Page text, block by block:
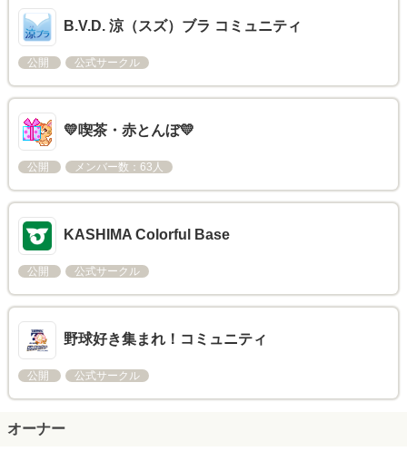
B.V.D. 涼（スズ）ブラ コミュニティ
公開 公式サークル
💛喫茶・赤とんぼ💛
公開 メンバー数：63人
KASHIMA Colorful Base
公開 公式サークル
野球好き集まれ！コミュニティ
公開 公式サークル
オーナー